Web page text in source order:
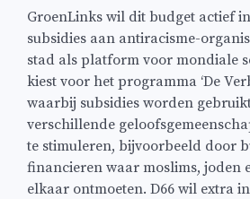
GroenLinks wil dit budget actief
subsidies aan antiracisme-
stad als platform voor mondiale
kiest voor het programma ‘De
waarbij subsidies worden
verschillende
te stimuleren, bijvoorbeeld door
financieren waar moslims, joden
elkaar ontmoeten. D66 wil extra